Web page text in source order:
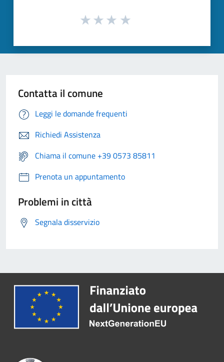
Contatta il comune
Leggi le domande frequenti
Richiedi Assistenza
Chiama il comune +39 0573 85811
Prenota un appuntamento
Problemi in città
Segnala disservizio